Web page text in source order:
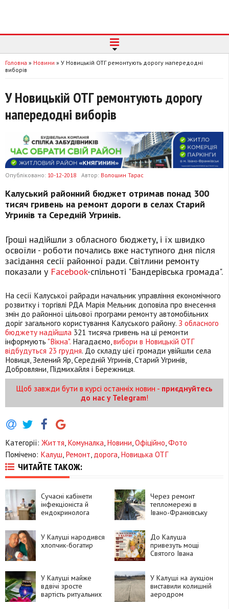
Головна » Новини » У Новицькій ОТГ ремонтують дорогу напередодні
виборів
У Новицькій ОТГ ремонтують дорогу
напередодні виборів
Опубліковано: 10-12-2018 Автор: Волошин Тарас
Калуський районний бюджет отримав понад 300
тисяч гривень на ремонт дороги в селах Старий
Угринів та Середній Угринів.
Гроші надійшли з обласного бюджету, і їх швидко
освоїли - роботи почались вже наступного дня після
засідання сесії районної ради. Світлини ремонту
показали у Facebook-спільноті "Бандерівська громада".
На сесії Калуської райради начальник управління економічного
розвитку і торгівлі РДА Марія Мельник доповіла про внесення
змін до районної цільової програми ремонту автомобільних
доріг загального користування Калуського району. З обласного
бюджету надійшла 321 тисяча гривень на ці ремонти
інформують "Вікна". Нагадаємо,вибори в Новицькій ОТГ
відбудуться 23 грудня. До складу цієї громади увійшли села
Новиця, Зелений Яр, Середній Угринів, Старий Угринів,
Добровляни, Підмихайля і Бережниця.
Щоб завжди бути в курсі останніх новин - приєднуйтесь
до нас у Telegram!
Категорії: Життя Комуналка Новини Офіційно Фото
Помічено: Калуш Ремонт дорога Новицька ОТГ
ЧИТАЙТЕ ТАКОЖ:
Сучасні кабінети
інфекціоніста й
ендокринолога
Івано-Франківську
Через ремонт
тепломережі в
Івано-Франківську
У Калуші народився
хлопчик-богатир
До Калуша
привезуть мощі
Святого Івана
У Калуші майже
вдвічі зросте
вартість ритуальних
У Калуші на аукціон
виставили колишній
аеродром